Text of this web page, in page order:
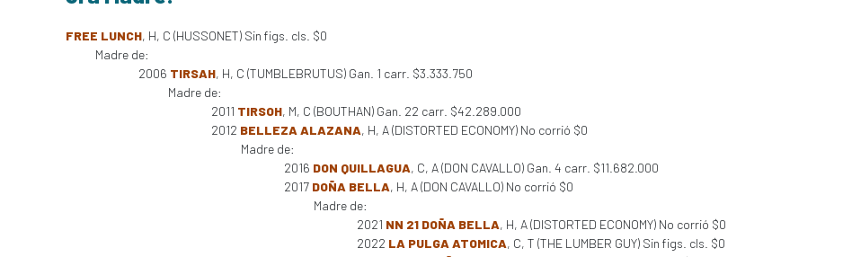
FREE LUNCH, H, C (HUSSONET) Sin figs. cls. $0
Madre de:
2006 TIRSAH, H, C (TUMBLEBRUTUS) Gan. 1 carr. $3.333.750
Madre de:
2011 TIRSOH, M, C (BOUTHAN) Gan. 22 carr. $42.289.000
2012 BELLEZA ALAZANA, H, A (DISTORTED ECONOMY) No corrió $0
Madre de:
2016 DON QUILLAGUA, C, A (DON CAVALLO) Gan. 4 carr. $11.682.000
2017 DOÑA BELLA, H, A (DON CAVALLO) No corrió $0
Madre de:
2021 NN 21 DOÑA BELLA, H, A (DISTORTED ECONOMY) No corrió $0
2022 LA PULGA ATOMICA, C, T (THE LUMBER GUY) Sin figs. cls. $0